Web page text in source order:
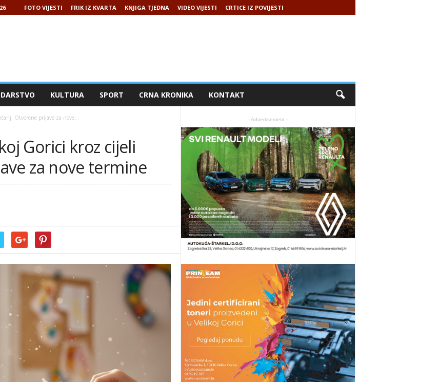
FOTO VIJESTI FRIK IZ KVARTA KNJIGA TJEDNA VIDEO VIJESTI CRTICE IZ POVIJESTI
KULTURA SPORT CRNA KRONIKA KONTAKT
Otvorene prijave za nove...
Gorici kroz cijeli
za nove termine
- Advertisement -